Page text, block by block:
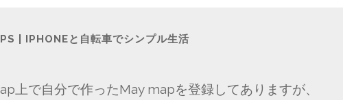
| IPHONEと自転車でシンプル生活
上で自分で作ったMay mapを登録してありますが、